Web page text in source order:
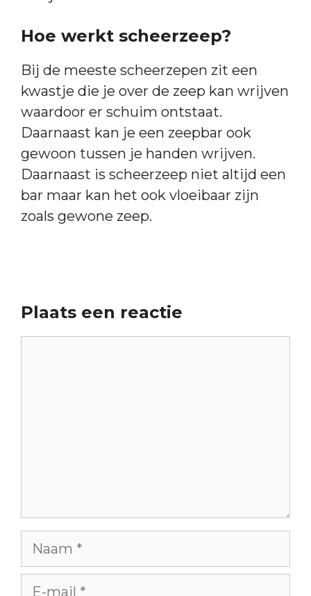
Hoe werkt scheerzeep?
Bij de meeste scheerzepen zit een
kwastje die je over de zeep kan wrijven
waardoor er schuim ontstaat.
Daarnaast kan je een zeepbar ook
gewoon tussen je handen wrijven.
Daarnaast is scheerzeep niet altijd een
bar maar kan het ook vloeibaar zijn
zoals gewone zeep.
Plaats een reactie
Naam
E-